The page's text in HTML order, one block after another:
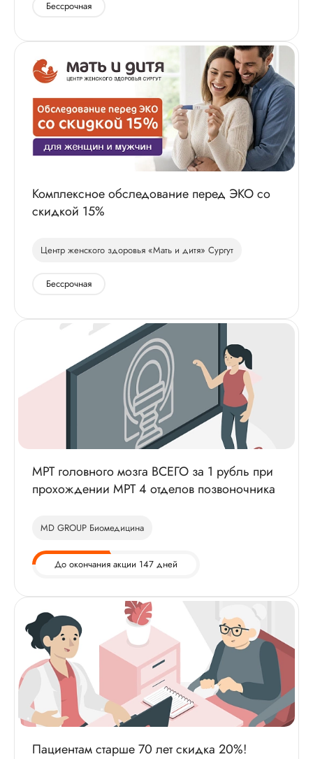
Бессрочная
Комплексное обследование перед ЭКО со
скидкой 15%
Центр женского здоровья «Мать и дитя» Сургут
Бессрочная
МРТ головного мозга ВСЕГО за 1 рубль при
прохождении МРТ 4 отделов позвоночника
MD GROUP Биомедицина
До окончания акции 147 дней
Пациентам старше 70 лет скидка 20%!